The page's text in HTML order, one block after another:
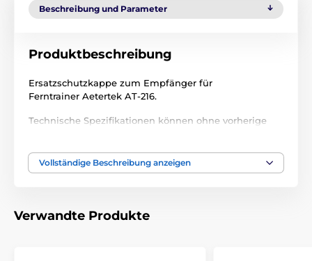
Beschreibung und Parameter
Produktbeschreibung
Ersatzschutzkappe zum Empfänger für
Ferntrainer Aetertek AT-216.
Technische Spezifikationen können ohne vorherige
Trainigshalsbänder Zubehör
Vollständige Beschreibung anzeigen
Verwandte Produkte